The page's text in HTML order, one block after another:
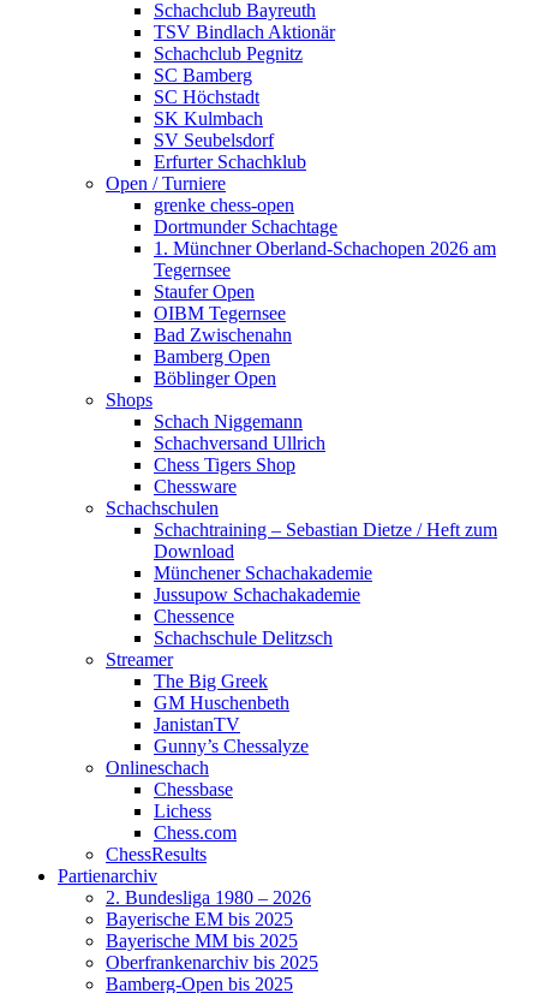
Schachclub Bayreuth
TSV Bindlach Aktionär
Schachclub Pegnitz
SC Bamberg
SC Höchstadt
SK Kulmbach
SV Seubelsdorf
Erfurter Schachklub
Open / Turniere
grenke chess-open
Dortmunder Schachtage
1. Münchner Oberland-Schachopen 2026 am
Tegernsee
Staufer Open
OIBM Tegernsee
Bad Zwischenahn
Bamberg Open
Böblinger Open
Shops
Schach Niggemann
Schachversand Ullrich
Chess Tigers Shop
Chessware
Schachschulen
Schachtraining – Sebastian Dietze / Heft zum
Download
Münchener Schachakademie
Jussupow Schachakademie
Chessence
Schachschule Delitzsch
Streamer
The Big Greek
GM Huschenbeth
JanistanTV
Gunny’s Chessalyze
Onlineschach
Chessbase
Lichess
Chess.com
ChessResults
Partienarchiv
2. Bundesliga 1980 – 2026
Bayerische EM bis 2025
Bayerische MM bis 2025
Oberfrankenarchiv bis 2025
Bamberg-Open bis 2025